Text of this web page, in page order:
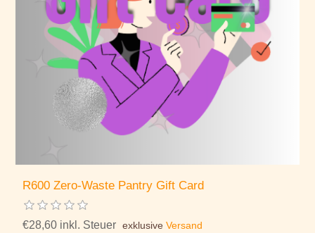
R600 Zero-Waste Pantry Gift Card
€28,60 inkl. Steuer exklusiveVersand